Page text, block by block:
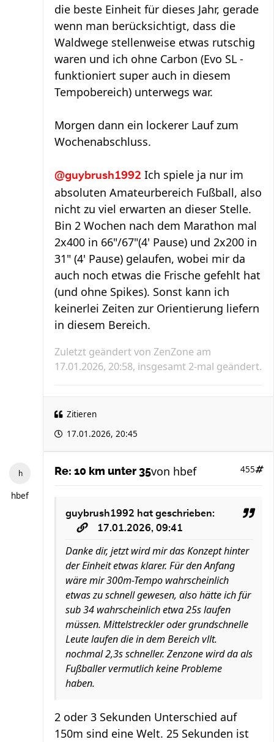
die beste Einheit für dieses Jahr, gerade
wenn man berücksichtigt, dass die
Waldwege stellenweise etwas rutschig
waren und ich ohne Carbon (Evo SL -
funktioniert super auch in diesem
Tempobereich) unterwegs war.
Morgen dann ein lockerer Lauf zum
Wochenabschluss.
@guybrush1992 Ich spiele ja nur im
absoluten Amateurbereich Fußball, also
nicht zu viel erwarten an dieser Stelle.
Bin 2 Wochen nach dem Marathon mal
2x400 in 66"/67"(4' Pause) und 2x200 in
31" (4' Pause) gelaufen, wobei mir da
auch noch etwas die Frische gefehlt hat
(und ohne Spikes). Sonst kann ich
keinerlei Zeiten zur Orientierung liefern
in diesem Bereich.
Zuletzt geändert von ZenZone am
17.01.2026, 20:58, insgesamt 2-mal geändert.
Zitieren
17.01.2026, 20:45
hbef
Re: 10 km unter 35 455
von hbef
guybrush1992 hat geschrieben:
17.01.2026, 09:41
Danke dir, jetzt wird mir das Konzept hinter
der Einheit etwas klarer. Für den Anfang
wäre mir 300m-Tempo wahrscheinlich
etwas zu schnell gewesen, also hätte ich für
sub 34 wahrscheinlich etwa 25s laufen
müssen. Mittelstreckler oder grundschnelle
Leute laufen die in dem Bereich vllt.
nochmal 2,3s schneller. Zenzone wird da als
Fußballer vermutlich keine Probleme
haben.
2 oder 3 Sekunden Unterschied auf
150m sind eine Welt. 25 Sekunden ist